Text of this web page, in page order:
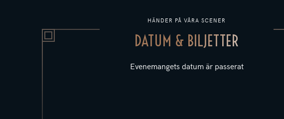
HÄNDER PÅ VÅRA SCENER
DATUM & BILJETTER
Evenemangets datum är passerat